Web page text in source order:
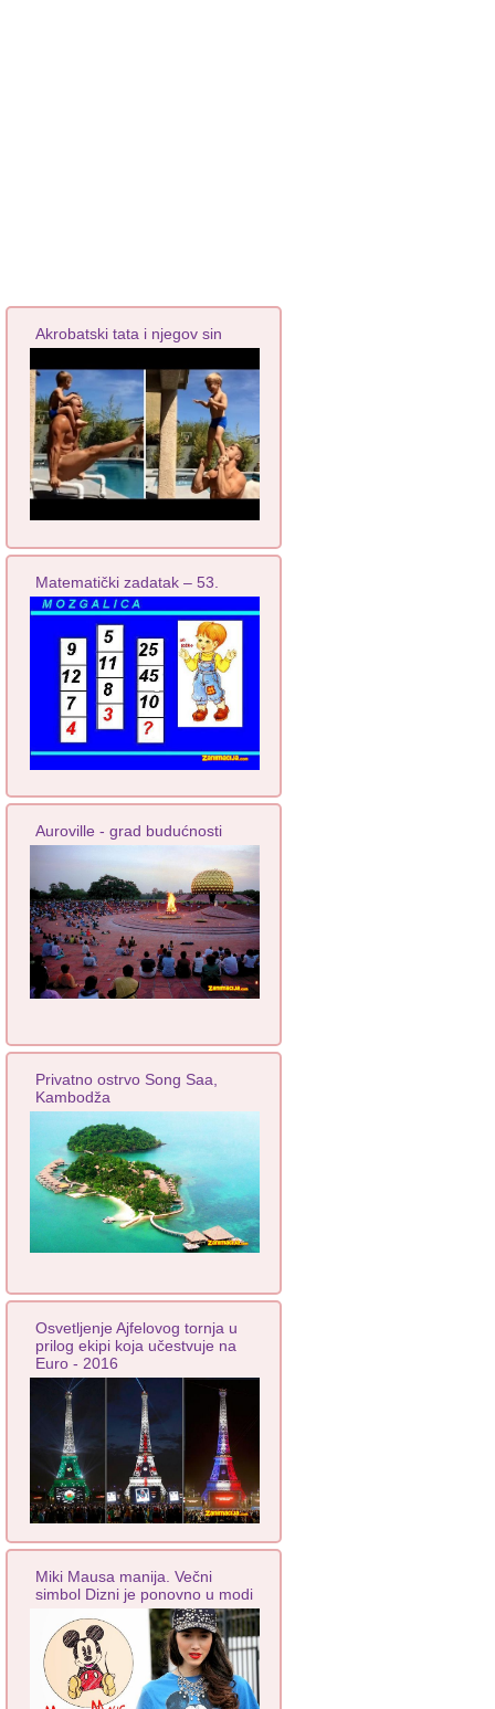
Akrobatski tata i njegov sin
Matematički zadatak – 53.
Auroville - grad budućnosti
Privatno ostrvo Song Saa,
Kambodža
Osvetljenje Ajfelovog tornja u
prilog ekipi koja učestvuje na
Euro - 2016
Miki Mausa manija. Večni
simbol Dizni je ponovno u modi